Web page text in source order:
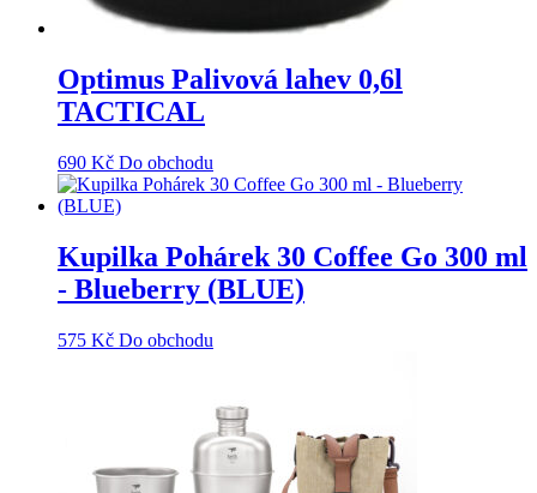
Optimus Palivová lahev 0,6l
TACTICAL
690 Kč Do obchodu
Kupilka Pohárek 30 Coffee Go 300 ml
- Blueberry (BLUE)
575 Kč Do obchodu